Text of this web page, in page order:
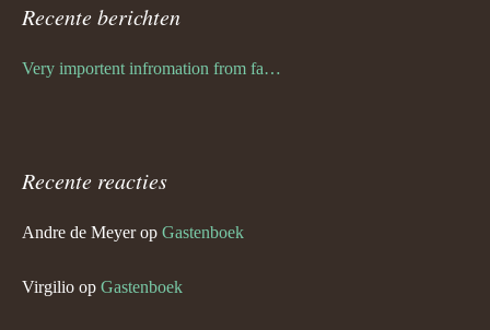
Recente berichten
Very importent infromation from family Schwulst
Recente reacties
Andre de Meyerop Gastenboek
Virgilio op Gastenboek